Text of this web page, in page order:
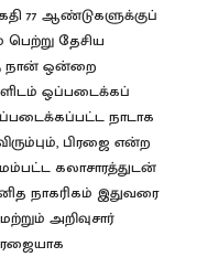
77 ஆண்டுகளுக்குப்
பெற்று தேசிய
நான் ஒன்றை
ஒப்படைக்கப்
நாடாக
பிரஜை என்ற
கலாசாரத்துடன்
நாகரிகம் இதுவரை
அறிவுசார்